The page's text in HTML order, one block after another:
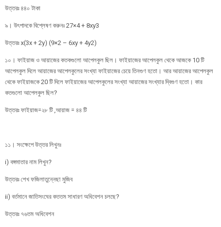
উত্তরঃ ৪৪০ টাকা
৯। উৎপাদকে বিশ্লেষণ করুনঃ 27×4 + 8xy3
উত্তরঃ x(3x + 2y) (9×2 – 6xy + 4y2)
১০। ফাইয়াজ ও আয়াজের কতকগুলো আপেলকুল ছিল। ফাইয়াজের আপেলকুল থেকে আজকে 10 টি
আপেলকুল দিলে আয়াজের আপেলকুলের সংখ্যা ফাইয়াজের চেয়ে তিনগুণ হতাে। আর আয়াজের আপেলকুল
থেকে ফাইয়াজকে 20 টি দিলে ফাইয়াজের আপেলকুলের সংখ্যা আয়াজের সংখ্যার দ্বিগুণ হতাে। কার
কতগুলাে আপেলকুল ছিল?
উত্তরঃ ফাইয়াজ=২৮ টি ,আয়াজ = ৪৪ টি
১১। সংক্ষেপে উত্তর লিখুনঃ
i) বঙ্গমাতার নাম লিখুন?
উত্তরঃ শেখ ফজিলাতুন্নেছা মুজিব
ii) বর্তমানে জাতিসংঘের কততম সাধারণ অধিবেশন চলছে?
উত্তরঃ ৭৬তম অধিবেশন